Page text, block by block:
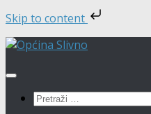
Skip to content
Skip
content
Pretraži: